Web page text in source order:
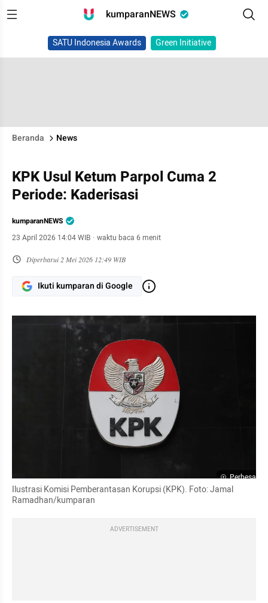
kumparanNEWS
SATU Indonesia Awards Green Initiative
Beranda News
KPK Usul Ketum Parpol Cuma 2
Periode: Kaderisasi
kumparanNEWS
23 April 2026 14:04 WIB · waktu baca 6 menit
Diperbarui2 Mei 2026 12:49 WIB
Ikuti kumparan di Google
Perbesar
Ilustrasi Komisi Pemberantasan Korupsi (KPK). Foto: Jamal
Ramadhan/kumparan
ADVERTISEMENT